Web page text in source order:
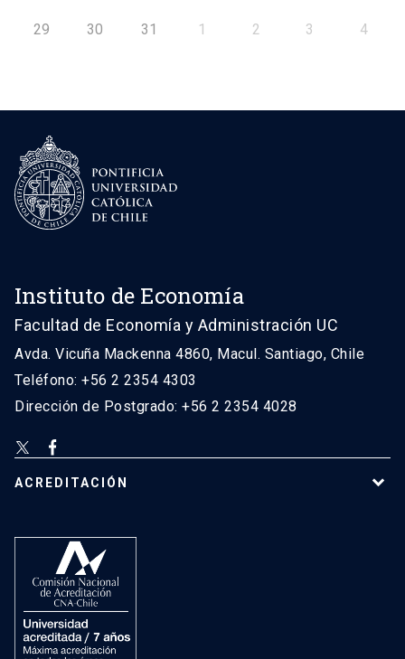
29 30 31 1 2 3 4
Instituto de Economía
Facultad de Economía y Administración UC
Avda. Vicuña Mackenna 4860, Macul. Santiago, Chile
Teléfono: +56 2 2354 4303
Dirección de Postgrado: +56 2 2354 4028
ACREDITACIÓN